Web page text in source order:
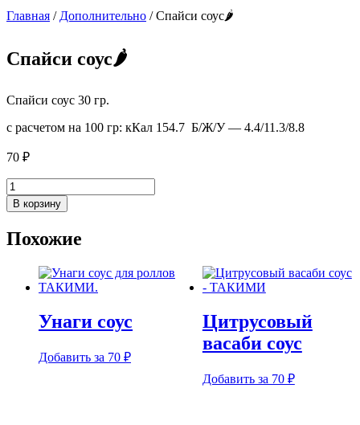
Главная / Дополнительно / Спайси соус🌶
Спайси соус🌶
Спайси соус 30 гр.
с расчетом на 100 гр: кКал 154.7 Б/Ж/У — 4.4/11.3/8.8
70 ₽
Количество
товара
Спайси
🌶
В корзину
Похожие
Унаги соус
Добавить за 70 ₽
Цитрусовый
васаби соус
Добавить за 70 ₽